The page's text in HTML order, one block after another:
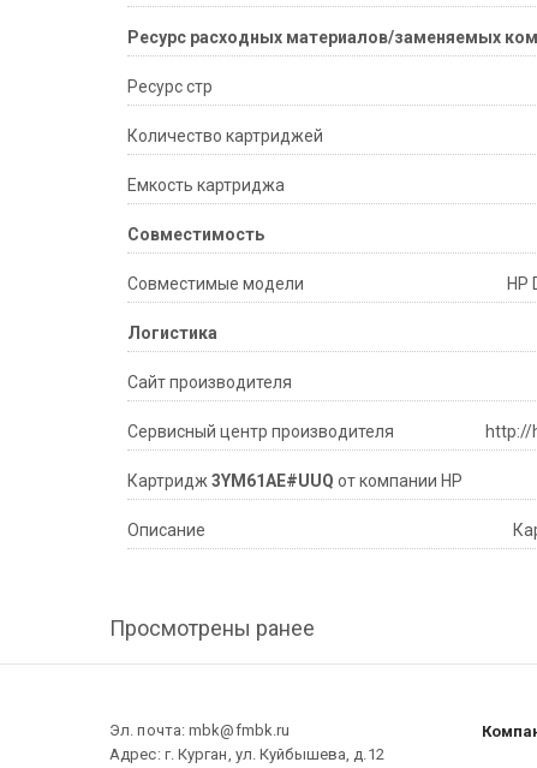
Ресурс расходных материалов/заменяемых
Ресурс стр
Количество картриджей
Емкость картриджа
Совместимость
Совместимые модели HP
Логистика
Сайт производителя
Сервисный центр производителя http://
Картридж 3YM61AE#UUQ от компании HP
Описание
Просмотрены ранее
Эл. почта: mbk@fmbk.ru
Адрес: г. Курган, ул. Куйбышева, д.12